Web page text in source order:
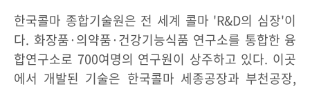
한국콜마 종합기술원은 전 세계 콜마 'R&D의 심장'이
다. 화장품·의약품·건강기능식품 연구소를 통합한 융
합연구소로 700여명의 연구원이 상주하고 있다. 이곳
에서 개발된 기술은 한국콜마 세종공장과 부천공장,